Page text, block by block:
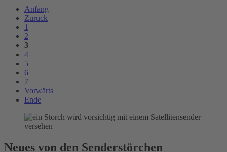
Anfang
Zurück
1
2
3
4
5
6
7
Vorwärts
Ende
Neues von den Senderstörchen